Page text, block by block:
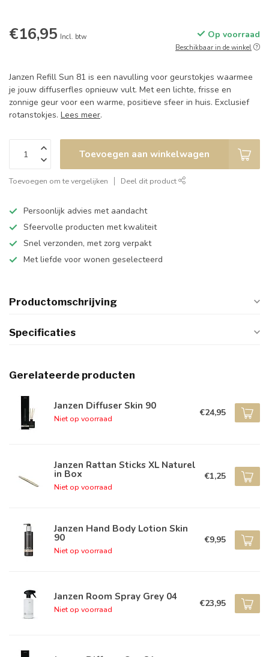
€16,95 Incl. btw Op voorraad
Beschikbaar in de winkel
Janzen Refill Sun 81 is een navulling voor geurstokjes waarmee
je jouw diffuserfles opnieuw vult. Met een lichte, frisse en
zonnige geur voor een warme, positieve sfeer in huis. Exclusief
rotanstokjes. Lees meer.
Toevoegen aan winkelwagen
Toevoegen om te vergelijken Deel dit product
Persoonlijk advies met aandacht
Sfeervolle producten met kwaliteit
Snel verzonden, met zorg verpakt
Met liefde voor wonen geselecteerd
Productomschrijving
Specificaties
Gerelateerde producten
Janzen Diffuser Skin 90
Niet op voorraad
€24,95
Janzen Rattan Sticks XL Naturel
in Box
Niet op voorraad
€1,25
Janzen Hand Body Lotion Skin
90
Niet op voorraad
€9,95
Janzen Room Spray Grey 04
Niet op voorraad
€23,95